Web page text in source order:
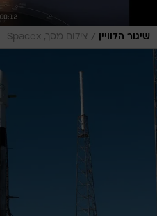
שיגור הלוויין / צילום מסך, Spacex